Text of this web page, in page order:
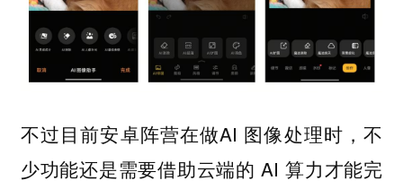
不过目前安卓阵营在做AI 图像处理时，不
少功能还是需要借助云端的 AI 算力才能完